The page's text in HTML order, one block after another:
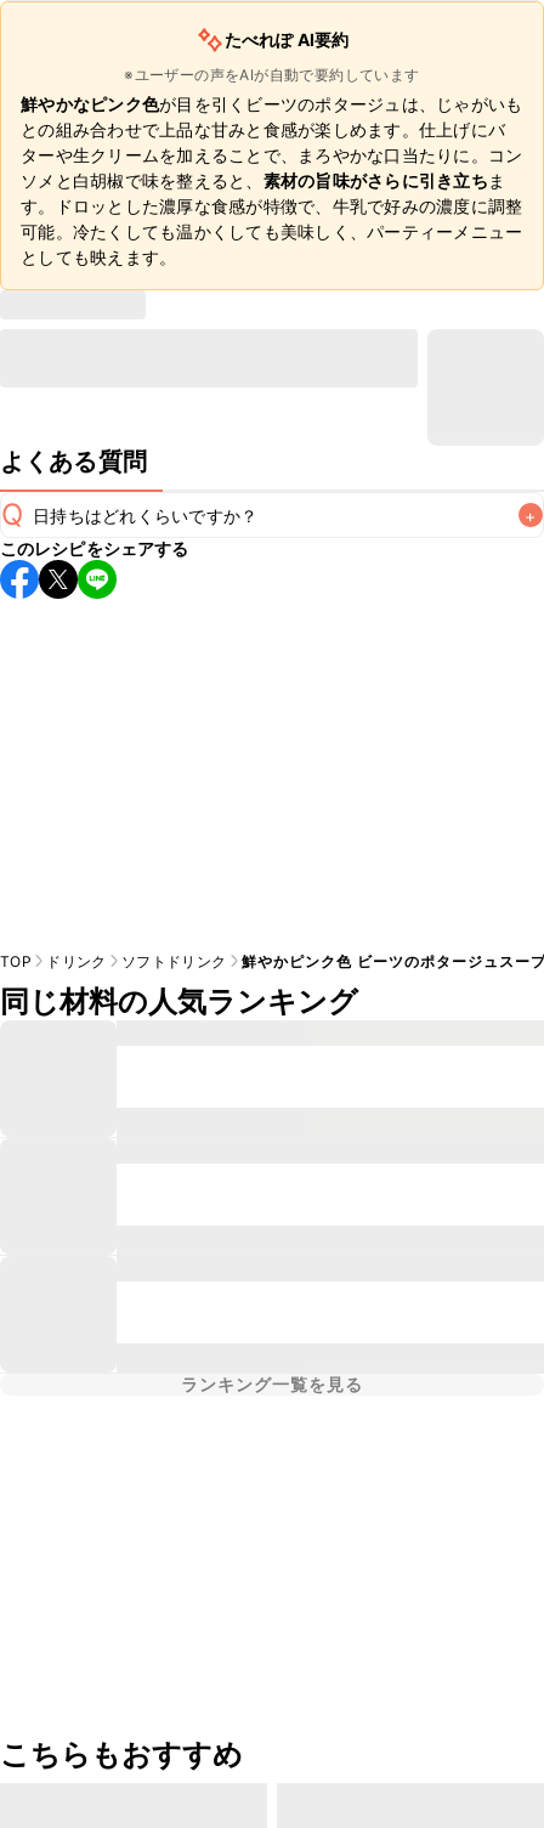
たべれぽ AI要約
※ユーザーの声をAIが自動で要約しています
鮮やかなピンク色が目を引くビーツのポタージュは、じゃがいも
との組み合わせで上品な甘みと食感が楽しめます。仕上げにバ
ターや生クリームを加えることで、まろやかな口当たりに。コン
ソメと白胡椒で味を整えると、 素材の旨味がさらに引き立ち ま
す。ドロッとした濃厚な食感が特徴で、牛乳で好みの濃度に調整
可能。冷たくしても温かくしても美味しく、パーティーメニュー
としても映えます。
よくある質問
Q 日持ちはどれくらいですか？ +
保存期間は冷蔵で翌日中が目安です。なるべくお早めにお召
し上がりください。
このレシピをシェアする
TOP ドリンク ソフトドリンク 鮮やかピンク色 ビーツのポタージュスー
同じ材料の人気ランキング
ランキング一覧を見る
こちらもおすすめ